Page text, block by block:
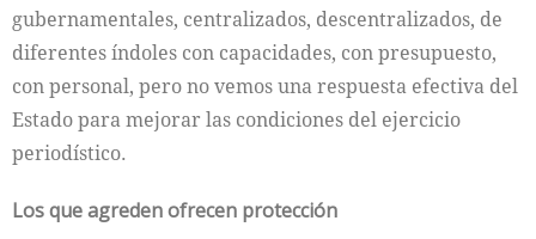
gubernamentales, centralizados, descentralizados, de
diferentes índoles con capacidades, con presupuesto,
con personal, pero no vemos una respuesta efectiva del
Estado para mejorar las condiciones del ejercicio
periodístico.
Los que agreden ofrecen protección